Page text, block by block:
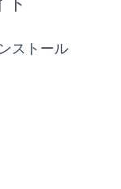
ストール